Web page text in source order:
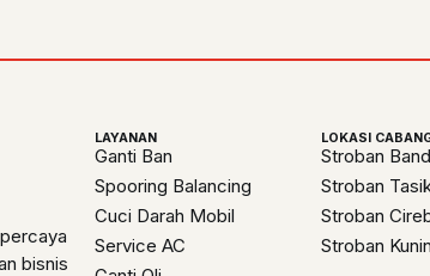
bisnis
LAYANAN
Ganti Ban
Spooring Balancing
Cuci Darah Mobil
Service AC
LOKASI
Stroban
Stroban
Stroban
Stroban